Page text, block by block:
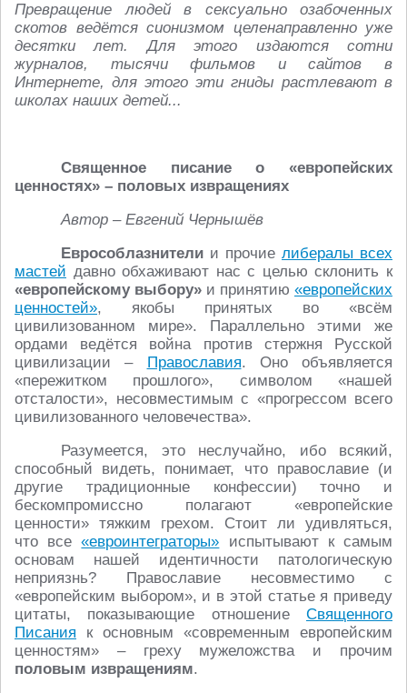
Превращение людей в сексуально озабоченных
скотов ведётся сионизмом целенаправленно уже
десятки лет. Для этого издаются сотни
журналов, тысячи фильмов и сайтов в
Интернете, для этого эти гниды растлевают в
школах наших детей...
Священное писание о «европейских
ценностях» – половых извращениях
Автор – Евгений Чернышёв
Еврособлазнители и прочие либералы всех
мастей давно обхаживают нас с целью склонить к
«европейскому выбору» и принятию «европейских
ценностей», якобы принятых во «всём
цивилизованном мире». Параллельно этими же
ордами ведётся война против стержня Русской
цивилизации – Православия. Оно объявляется
«пережитком прошлого», символом «нашей
отсталости», несовместимым с «прогрессом всего
цивилизованного человечества».
Разумеется, это неслучайно, ибо всякий,
способный видеть, понимает, что православие (и
другие традиционные конфессии) точно и
бескомпромиссно полагают «европейские
ценности» тяжким грехом. Стоит ли удивляться,
что все«евроинтеграторы» испытывают к самым
основам нашей идентичности патологическую
неприязнь? Православие несовместимо с
«европейским выбором», и в этой статье я приведу
цитаты, показывающие отношение Священного
Писания к основным «современным европейским
ценностям» – греху мужеложства и прочим
половым извращениям.